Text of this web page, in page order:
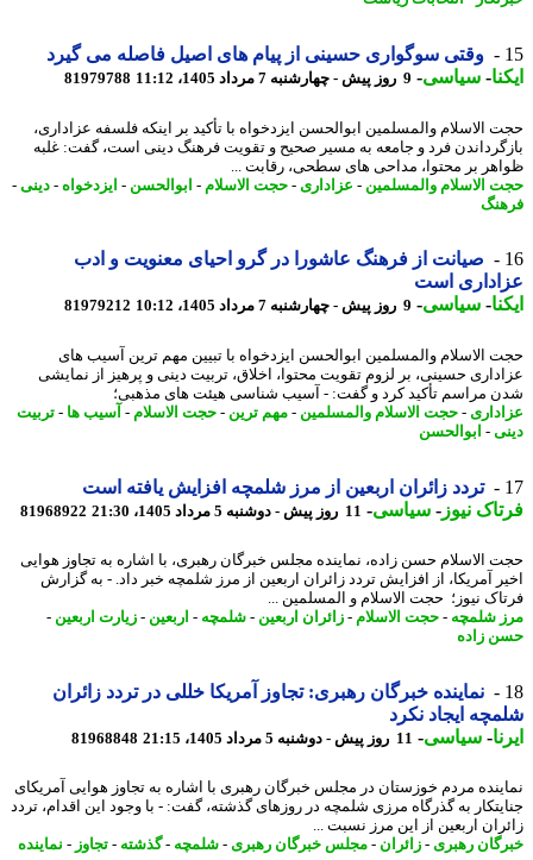
وقتی سوگواری حسینی از پیام های اصیل فاصله می گیرد
-سیاسی-9 روز پیش - چهارشنبه 7 مرداد 1405، 11:12 81979788
الاسلام والمسلمین ابوالحسن ایزدخواه با تأکید بر اینکه فلسفه عزاداری،
فرد و جامعه به مسیر صحیح و تقویت فرهنگ دینی است، گفت: غلبه
بر محتوا، مداحی های سطحی، رقابت ...
الاسلام والمسلمین-عزاداری- حجت الاسلام-ابوالحسن-ایزدخواه-دینی-
صیانت از فرهنگ عاشورا در گرو احیای معنویت و ادب
است
-سیاسی-9 روز پیش - چهارشنبه 7 مرداد 1405، 10:12 81979212
الاسلام والمسلمین ابوالحسن ایزدخواه با تبیین مهم ترین آسیب های
حسینی، بر لزوم تقویت محتوا، اخلاق، تربیت دینی و پرهیز از نمایشی
مراسم تأکید کرد و گفت: - آسیب شناسی هیئت های مذهبی؛
- حجت الاسلام والمسلمین-مهم ترین- حجت الاسلام-آسیب ها- تربیت
-ابوالحسن
تردد زائران اربعین از مرز شلمچه افزایش یافته است
نیوز-سیاسی-11 روز پیش - دوشنبه 5 مرداد 1405، 21:30 81968922
الاسلام حسن زاده، نماینده مجلس خبرگان رهبری، با اشاره به تجاوز هوایی
آمریکا، از افزایش تردد زائران اربعین از مرز شلمچه خبر داد. - به گزارش
نیوز؛ حجت الاسلام و المسلمین ...
شلمچه-حجت الاسلام-زائران اربعین -شلمچه-اربعین -زیارت اربعین -
زاده
نماینده خبرگان رهبری: تجاوز آمریکا خللی در تردد زائران
ایجاد نکرد
-سیاسی-11 روز پیش - دوشنبه 5 مرداد 1405، 21:15 81968848
مردم خوزستان در مجلس خبرگان رهبری با اشاره به تجاوز هوایی آمریکای
به گذرگاه مرزی شلمچه در روزهای گذشته، گفت: - با وجود این اقدام، تردد
اربعین از این مرز نسبت ...
رهبری- زائران- مجلس خبرگان رهبری- شلمچه-گذشته-تجاوز-نماینده